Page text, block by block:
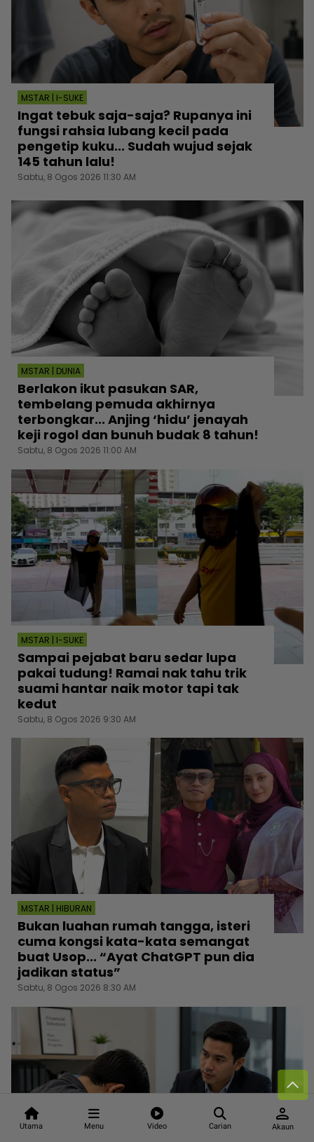
Utama Menu Video Carian
person
Akaun
MSTAR | I-SUKE
Ingat tebuk saja-saja? Rupanya ini
fungsi rahsia lubang kecil pada
pengetip kuku... Sudah wujud sejak
145 tahun lalu!
Sabtu, 8 Ogos 2026 11:30 AM
MSTAR | DUNIA
Berlakon ikut pasukan SAR,
tembelang pemuda akhirnya
terbongkar... Anjing ‘hidu’ jenayah
keji rogol dan bunuh budak 8 tahun!
Sabtu, 8 Ogos 2026 11:00 AM
MSTAR | I-SUKE
Sampai pejabat baru sedar lupa
pakai tudung! Ramai nak tahu trik
suami hantar naik motor tapi tak
kedut
Sabtu, 8 Ogos 2026 9:30 AM
MSTAR | HIBURAN
Bukan luahan rumah tangga, isteri
cuma kongsi kata-kata semangat
buat Usop... “Ayat ChatGPT pun dia
jadikan status”
Sabtu, 8 Ogos 2026 8:30 AM